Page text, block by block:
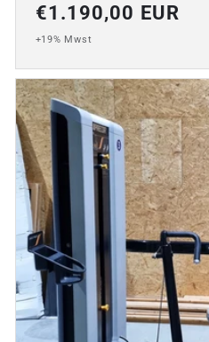
Normaler
Preis
€1.190,00 EUR
+19% Mwst